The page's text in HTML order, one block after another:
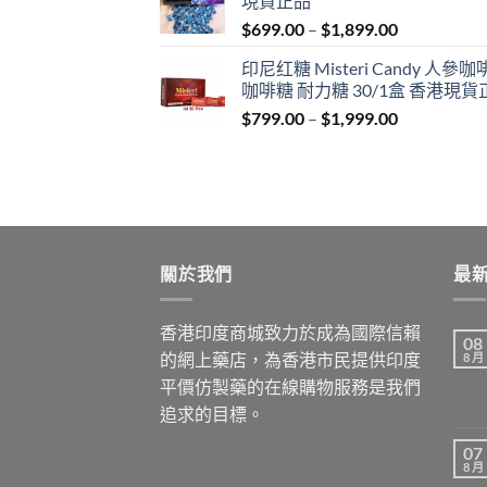
$1,849.00
$699.00 – $1,899.00Price
$699.00
through
$1,899.00
印尼红糖 Misteri Candy 人參咖
咖啡糖 耐力糖 30/1盒 香港現貨
$799.00 – $1,999.00Price
關於我們
香港印度商城致力於成為國際信賴
的網上藥店，為香港市民提供印度
平價仿製藥的在線購物服務是我們
追求的目標。
最
08
8 月
07
8 月